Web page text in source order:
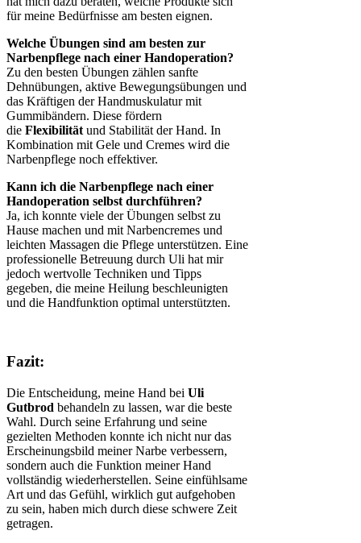
für meine Bedürfnisse am besten eignen.
Welche Übungen sind am besten zur
Narbenpflege nach einer Handoperation?
Zu den besten Übungen zählen sanfte
Dehnübungen, aktive Bewegungsübungen und
das Kräftigen der Handmuskulatur mit
Gummibändern. Diese fördern
die Flexibilität und Stabilität der Hand. In
Kombination mit Gele und Cremes wird die
Narbenpflege noch effektiver.
Kann ich die Narbenpflege nach einer
Handoperation selbst durchführen?
Ja, ich konnte viele der Übungen selbst zu
Hause machen und mit Narbencremes und
leichten Massagen die Pflege unterstützen. Eine
professionelle Betreuung durch Uli hat mir
jedoch wertvolle Techniken und Tipps
gegeben, die meine Heilung beschleunigten
und die Handfunktion optimal unterstützten.
Fazit:
Die Entscheidung, meine Hand bei Uli
Gutbrod behandeln zu lassen, war die beste
Wahl. Durch seine Erfahrung und seine
gezielten Methoden konnte ich nicht nur das
Erscheinungsbild meiner Narbe verbessern,
sondern auch die Funktion meiner Hand
vollständig wiederherstellen. Seine einfühlsame
Art und das Gefühl, wirklich gut aufgehoben
zu sein, haben mich durch diese schwere Zeit
getragen.